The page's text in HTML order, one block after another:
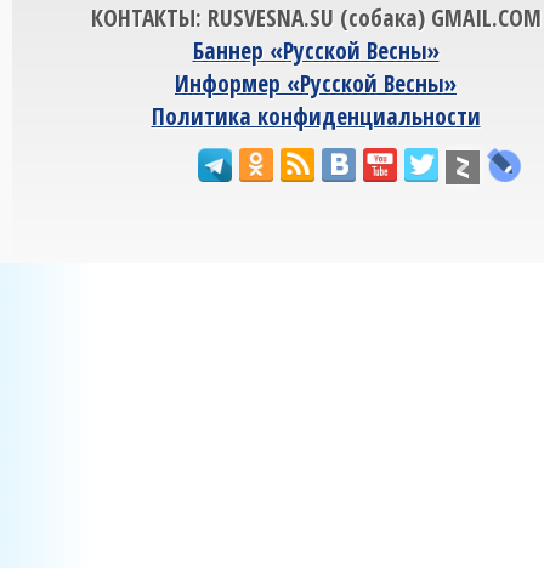
КОНТАКТЫ: RUSVESNA.SU (собака) GMAIL.COM
Баннер «Русской Весны»
Информер «Русской Весны»
Политика конфиденциальности